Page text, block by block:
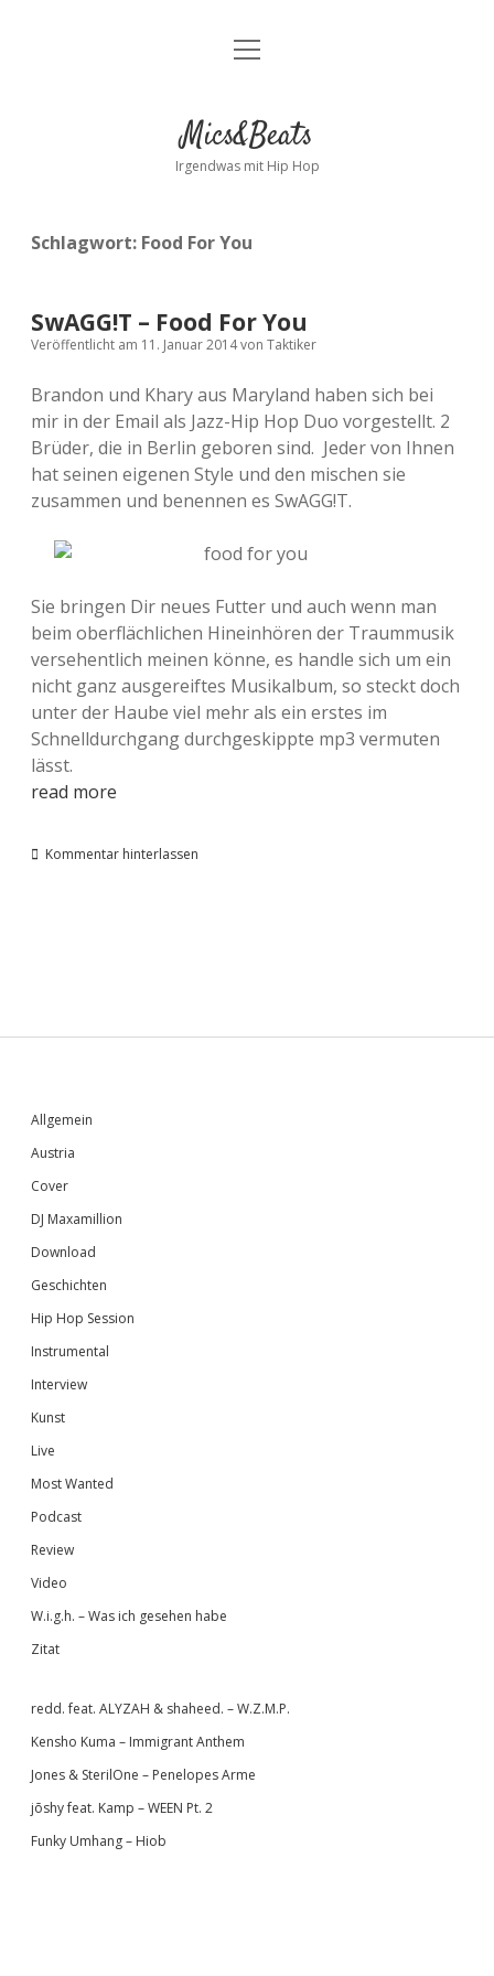
Kontakt
facebookinstagram
bandcamp
spotify
Menü
Mics&Beats
Irgendwas mit Hip Hop
Schlagwort: Food For You
SwAGG!T – Food For You
Veröffentlicht am 11. Januar 2014von Taktiker
Brandon und Khary aus Maryland haben sich bei
mir in der Email als Jazz-Hip Hop Duo vorgestellt. 2
Brüder, die in Berlin geboren sind. Jeder von Ihnen
hat seinen eigenen Style und den mischen sie
zusammen und benennen es SwAGG!T.
Sie bringen Dir neues Futter und auch wenn man
beim oberflächlichen Hineinhören der Traummusik
versehentlich meinen könne, es handle sich um ein
nicht ganz ausgereiftes Musikalbum, so steckt doch
unter der Haube viel mehr als ein erstes im
Schnelldurchgang durchgeskippte mp3 vermuten
lässt.
read more
Kommentar hinterlassen
Sidebar
Allgemein
Austria
Cover
DJ Maxamillion
Download
Geschichten
Hip Hop Session
Instrumental
Interview
Kunst
Live
Most Wanted
Podcast
Review
Video
W.i.g.h. – Was ich gesehen habe
Zitat
redd. feat. ALYZAH & shaheed. – W.Z.M.P.
Kensho Kuma – Immigrant Anthem
Jones & SterilOne – Penelopes Arme
jōshy feat. Kamp – WEEN Pt. 2
Funky Umhang – Hiob